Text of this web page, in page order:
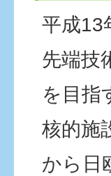
平成13
先端技
を目指
核的施
から日